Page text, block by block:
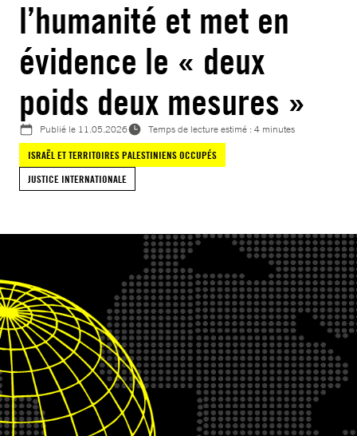
l’humanité et met en
évidence le « deux
poids deux mesures »
Publié le 11.05.2026
Temps de lecture estimé : 4 minutes
ISRAËL ET TERRITOIRES PALESTINIENS OCCUPÉS
JUSTICE INTERNATIONALE